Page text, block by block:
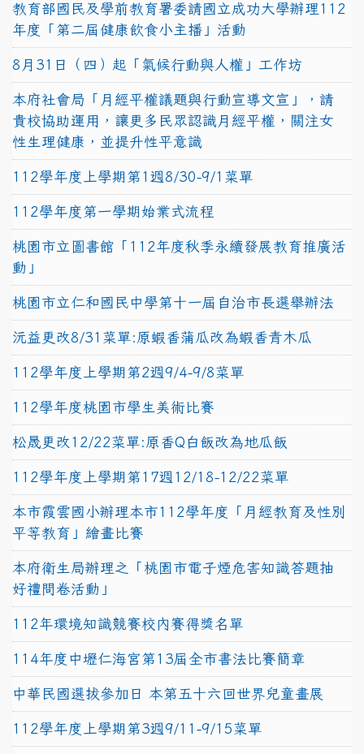
教育部國民及學前教育署委請國立成功大學辦理112
年度「第二屆健康飲食小主播」活動
8月31日（四）起「氣候行動與人權」工作坊
本府社會局「月經平權議題與行動宣導文宣」，請
貴校協助運用，讓更多民眾認識月經平權，關注女
性生理健康，並提升性平意識
112學年度上學期第1週8/30-9/1菜單
112學年度第一學期始業式流程
桃園市立圖書館「112年度秋季永續發展教育推廣活
動」
桃園市立仁和國民中學第十一屆自治市長選舉辦法
沅益更改8/31菜單:原蝦香蒲瓜改為蝦香青木瓜
112學年度上學期第2週9/4-9/8菜單
112學年度桃園市學生美術比賽
松晟更改12/22菜單:原香Q白飯改為地瓜飯
112學年度上學期第17週12/18-12/22菜單
本市霞雲國小辦理本市112學年度「月經教育及性別
平等教育」繪畫比賽
本府衛生局辦理之「桃園市電子煙危害知識答題抽
好禮問卷活動」
112年環境知識競賽校內賽得獎名單
114年度中壢仁海宮第13屆全市書法比賽簡章
中華民國選拔參加日 本第五十六回世界兒童畫展
112學年度上學期第3週9/11-9/15菜單